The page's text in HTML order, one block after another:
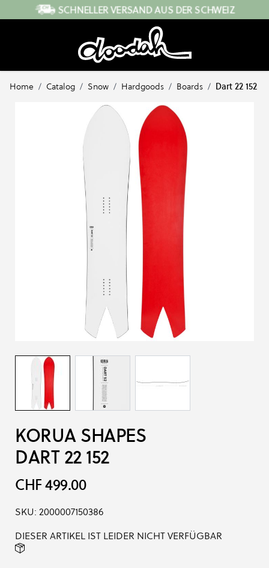
Direkt zum InhaltSCHNELLER VERSAND AUS DER SCHWEIZ
Home / Catalog / Snow / Hardgoods / Boards / Dart 22 152
KORUA SHAPES
DART 22 152
CHF 499.00
SKU: 2000007150386
DIESER ARTIKEL IST LEIDER NICHT VERFÜGBAR